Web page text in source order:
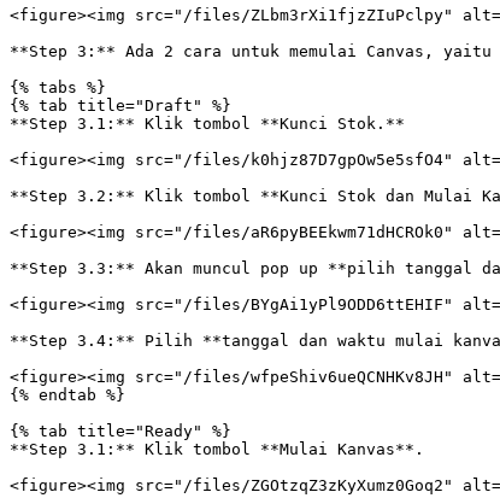
<figure><img src="/files/ZLbm3rXi1fjzZIuPclpy"
**Step 3:** Ada 2 cara untuk memulai Canvas,
{% tabs %}
{% tab title="Draft" %}
**Step 3.1:** Klik tombol **Kunci Stok.**
<figure><img src="/files/k0hjz87D7gpOw5e5sfO4"
**Step 3.2:** Klik tombol **Kunci Stok dan Mulai
<figure><img src="/files/aR6pyBEEkwm71dHCROk0"
**Step 3.3:** Akan muncul pop up **pilih tanggal
<figure><img src="/files/BYgAi1yPl9ODD6ttEHIF"
**Step 3.4:** Pilih **tanggal dan waktu mulai
<figure><img src="/files/wfpeShiv6ueQCNHKv8JH"
{% endtab %}
{% tab title="Ready" %}
**Step 3.1:** Klik tombol **Mulai Kanvas**.
<figure><img src="/files/ZGOtzqZ3zKyXumz0Goq2"